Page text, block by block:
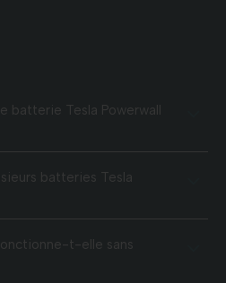
batterie Tesla Powerwall
batteries Tesla
t-elle sans